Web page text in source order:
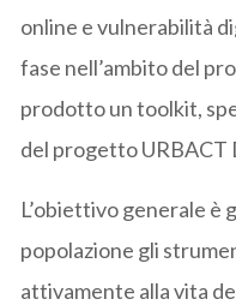
online e vulnerabilità
fase nell’ambito del
prodotto un toolkit,
del progetto URBACT
L’obiettivo generale è
popolazione gli
attivamente alla vita